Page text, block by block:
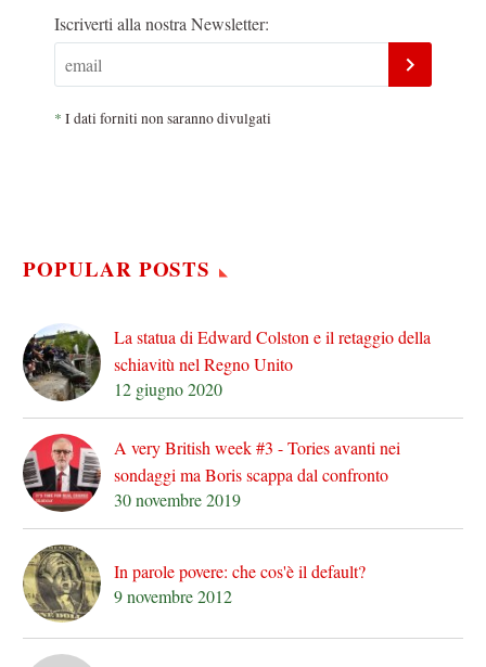
Iscriverti alla nostra Newsletter:
* I dati forniti non saranno divulgati
POPULAR POSTS
La statua di Edward Colston e il retaggio della
schiavitù nel Regno Unito
12 giugno 2020
A very British week #3 - Tories avanti nei
sondaggi ma Boris scappa dal confronto
30 novembre 2019
In parole povere: che cos'è il default?
9 novembre 2012